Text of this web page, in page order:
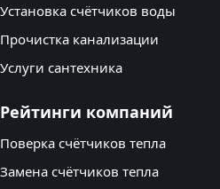
Установка счётчиков воды
Прочистка канализации
Услуги сантехника
Рейтинги компаний
Поверка счётчиков тепла
Замена счётчиков тепла